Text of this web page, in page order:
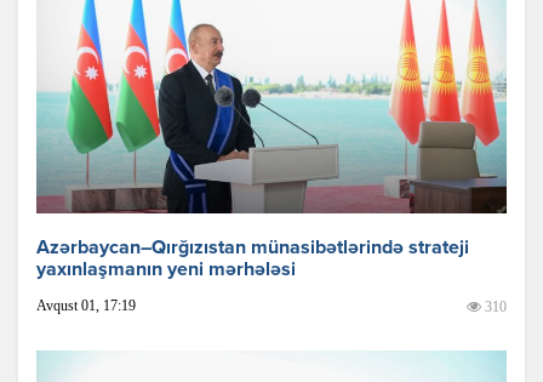
Azərbaycan–Qırğızıstan münasibətlərində strateji
yaxınlaşmanın yeni mərhələsi
Avqust 01, 17:19 310